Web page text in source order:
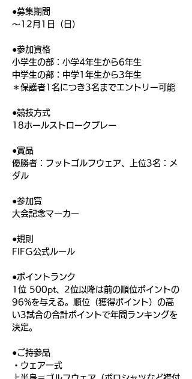
●募集期間
〜12月1日（日）
●参加資格
小学生の部：小学4年生から6年生
中学生の部：中学1年生から3年生
＊保護者1名につき3名までエントリー可能
●競技方式
18ホールストロークプレー
●賞品
優勝者：フットゴルフウェア、上位3名：メ
ダル
●参加賞
大会記念マーカー
●規則
FIFG公式ルール
●ポイントランク
1位 500pt、2位以降は前の順位ポイントの
96%を与える。順位（獲得ポイント）の高
い3試合の合計ポイントで年間ランキングを
決定。
●ご持参品
・ウェア一式